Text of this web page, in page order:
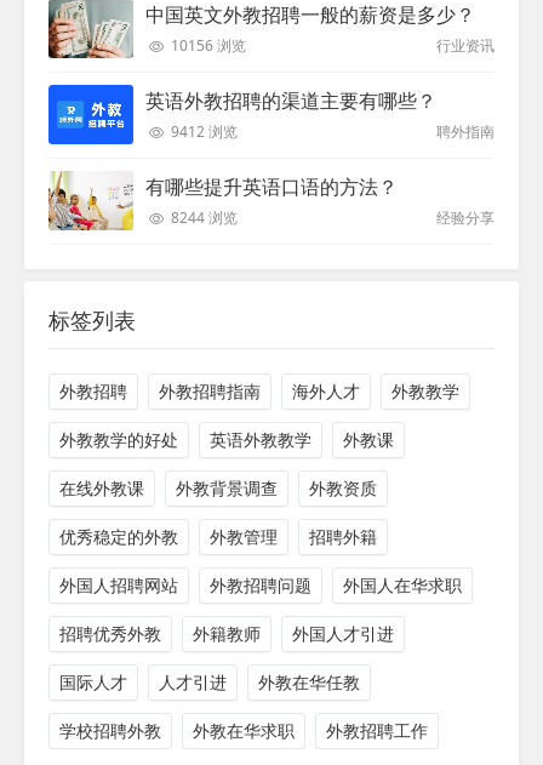
中国英文外教招聘一般的薪资是多少？
10156 浏览 行业资讯
英语外教招聘的渠道主要有哪些？
9412 浏览 聘外指南
有哪些提升英语口语的方法？
8244 浏览 经验分享
标签列表
外教招聘 外教招聘指南 海外人才 外教教学
外教教学的好处 英语外教教学 外教课
在线外教课 外教背景调查 外教资质
优秀稳定的外教 外教管理 招聘外籍
外国人招聘网站 外教招聘问题 外国人在华求职
招聘优秀外教 外籍教师 外国人才引进
国际人才 人才引进 外教在华任教
学校招聘外教 外教在华求职 外教招聘工作